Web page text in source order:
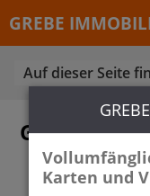
GREBE
Auf dieser Seite
Karten und